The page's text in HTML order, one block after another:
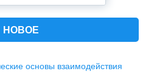
НОВОЕ
основы взаимодействия